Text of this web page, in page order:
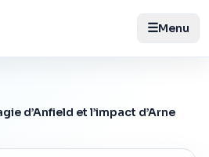
☰Menu
d’Anfield et l’impact d’Arne